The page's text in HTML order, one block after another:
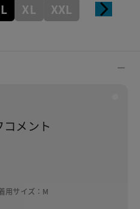
L XL XXL
コメント
用サイズ：M